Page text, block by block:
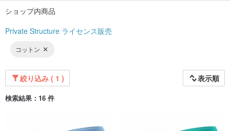
を取り入れ、ボディシルエットを強調するために努力しています。
ブランドキャラクター
現代的、スポーティ、適度にエキゾチック、ボディコンシャス、最高の快適
常識にとらわれず、デパートからブティック向けの価値ある下着まで、私たち
は決して平凡には満足しません。私たちは、虹の色調から多色の男性用下着を
開発し、より洗練された外見のためにウエストバンドのシームラインをラベル
で覆う歴史上初めてのプレイヤーの一人です。
開発し、お客様に自信を与えるために歩みを共にしています。
ショップ内商品
Private Structure ライセンス販売
コットン
絞り込み ( 1 ) 表示順
検索結果：16 件